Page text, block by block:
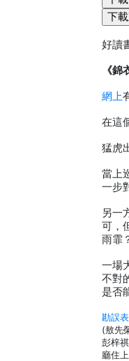
好讀
《
網上
在這
猛虎
當上
一步
另一
可，
雨霏
一場
不對
是否
勘誤表
(敖先
彭梓
廳住